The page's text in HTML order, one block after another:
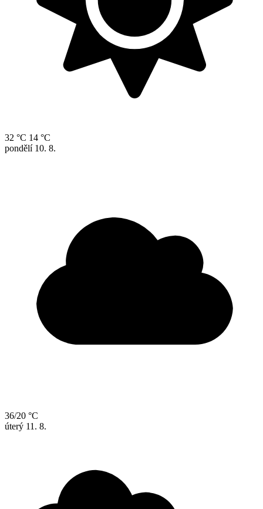
32 °C 14 °C
pondělí 10. 8.
36/20 °C
úterý 11. 8.